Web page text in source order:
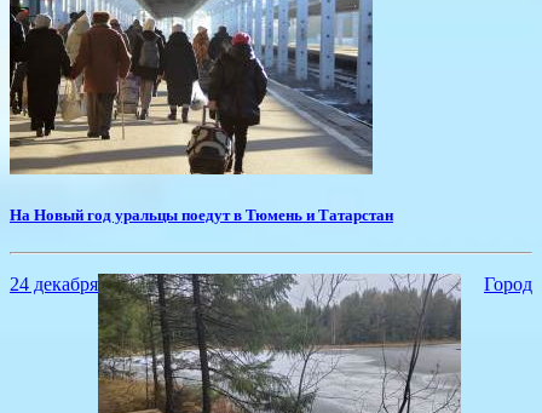
На Новый год уральцы поедут в Тюмень и Татарстан
24 декабря Город